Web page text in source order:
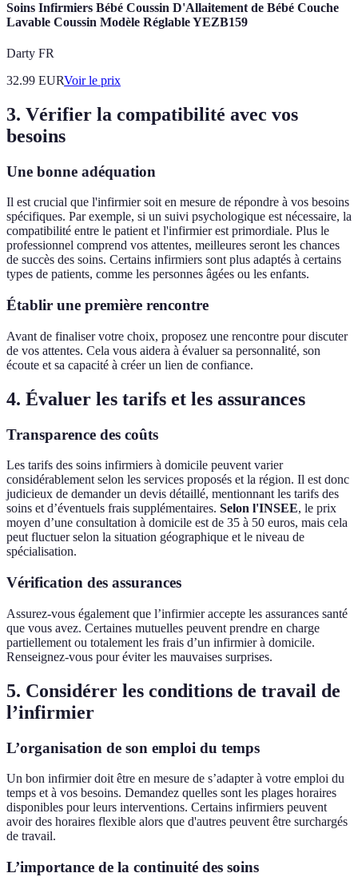
Soins Infirmiers Bébé Coussin D'Allaitement de Bébé Couche
Lavable Coussin Modèle Réglable YEZB159
Darty FR
32.99 EURVoir le prix
3. Vérifier la compatibilité avec vos
besoins
Une bonne adéquation
Il est crucial que l'infirmier soit en mesure de répondre à vos besoins
spécifiques. Par exemple, si un suivi psychologique est nécessaire, la
compatibilité entre le patient et l'infirmier est primordiale. Plus le
professionnel comprend vos attentes, meilleures seront les chances
de succès des soins. Certains infirmiers sont plus adaptés à certains
types de patients, comme les personnes âgées ou les enfants.
Établir une première rencontre
Avant de finaliser votre choix, proposez une rencontre pour discuter
de vos attentes. Cela vous aidera à évaluer sa personnalité, son
écoute et sa capacité à créer un lien de confiance.
4. Évaluer les tarifs et les assurances
Transparence des coûts
Les tarifs des soins infirmiers à domicile peuvent varier
considérablement selon les services proposés et la région. Il est donc
judicieux de demander un devis détaillé, mentionnant les tarifs des
soins et d’éventuels frais supplémentaires. Selon l'INSEE, le prix
moyen d’une consultation à domicile est de 35 à 50 euros, mais cela
peut fluctuer selon la situation géographique et le niveau de
spécialisation.
Vérification des assurances
Assurez-vous également que l’infirmier accepte les assurances santé
que vous avez. Certaines mutuelles peuvent prendre en charge
partiellement ou totalement les frais d’un infirmier à domicile.
Renseignez-vous pour éviter les mauvaises surprises.
5. Considérer les conditions de travail de
l’infirmier
L’organisation de son emploi du temps
Un bon infirmier doit être en mesure de s’adapter à votre emploi du
temps et à vos besoins. Demandez quelles sont les plages horaires
disponibles pour leurs interventions. Certains infirmiers peuvent
avoir des horaires flexible alors que d'autres peuvent être surchargés
de travail.
L’importance de la continuité des soins